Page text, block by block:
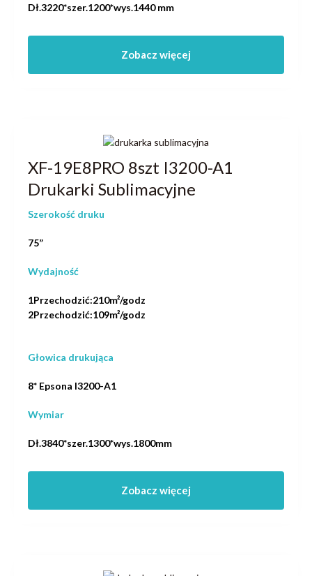
Dł.3220*szer.1200*wys.1440 mm
Zobacz więcej
XF-19E8PRO 8szt I3200-A1
Drukarki Sublimacyjne
Szerokość druku
75”
Wydajność
1Przechodzić:210m²/godz
2Przechodzić:109m²/godz
Głowica drukująca
8* Epsona I3200-A1
Wymiar
Dł.3840*szer.1300*wys.1800mm
Zobacz więcej